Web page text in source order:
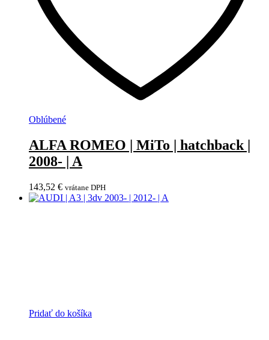
Oblúbené
ALFA ROMEO | MiTo | hatchback |
2008- | A
143,52 € vrátane DPH
Pridať do košíka